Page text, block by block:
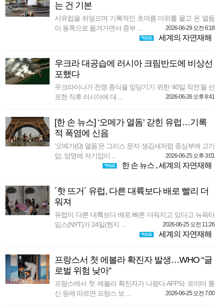
는 건 기본
서유럽을 뒤덮으며 기록적인 초여름 더위를 몰고 온 열돔
이 동쪽으로 옮겨가면서 중부 ...
2026-06-29 오전 6:18
세계의 자연재해
우크라 대공습에 러시아 크림반도에 비상선
포했다
우크라이나가 전쟁 종식을 앞당기기 위한 ‘40일 작전’을 선
포한 직후 러시아에 대 ...
2026-06-26 오후 8:41
[한 손 뉴스] ‘오메가 열돔’ 갇힌 유럽…기록
적 폭염에 신음
‘오메가(Ω) 열돔’은 그리스 문자 생김새처럼 중심부에 고기
압, 양옆에 저기압이 ...
2026-06-25 오후 3:01
한 손 뉴스,세계의 자연재해
´핫 뜨거´ 유럽, 다른 대륙보다 배로 빨리 더
워져
유럽이 다른 대륙보다 배로 빠른 더워지고 있다고 뉴욕타
임스(NYT)가 24일(현지 ...
2026-06-25 오전 11:26
세계의 자연재해
프랑스서 첫 에볼라 확진자 발생…WHO “글
로벌 위험 낮아”
프랑스에서 첫 에볼라 확진자가 나왔다.AFP와 로이터 통
신 등에 따르면 프랑스 보 ...
2026-06-25 오전 7:00